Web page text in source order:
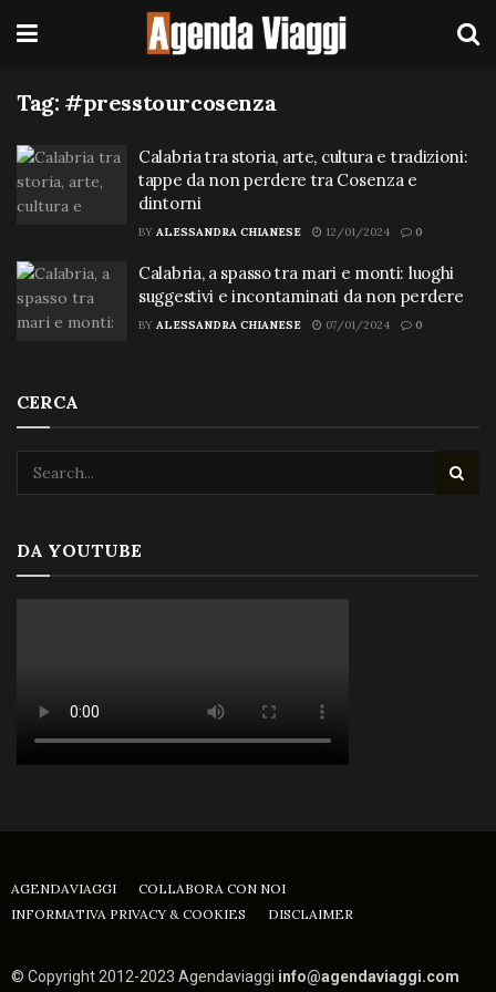
Tag: #presstourcosenza
Calabria tra storia, arte, cultura e tradizioni:
tappe da non perdere tra Cosenza e
dintorni
BY ALESSANDRA CHIANESE 12/01/2024 0
Calabria, a spasso tra mari e monti: luoghi
suggestivi e incontaminati da non perdere
BY ALESSANDRA CHIANESE 07/01/2024 0
CERCA
DA YOUTUBE
AGENDAVIAGGI
COLLABORA CON NOI
INFORMATIVA PRIVACY & COOKIES
DISCLAIMER
© Copyright 2012-2023 Agendaviaggi info@agendaviaggi.com